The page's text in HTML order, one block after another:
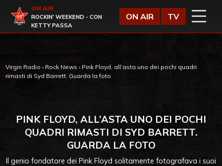
Virgin Radio
ON AIR
ROCKIN' WEEKEND - CON
KETTY PASSA
ON AIR TV
Virgin Radio › Rock News › Pink Floyd, all’asta uno dei pochi quadri
rimasti di Syd Barrett. Guarda la foto
PINK FLOYD, ALL’ASTA UNO DEI POCHI
QUADRI RIMASTI DI SYD BARRETT.
GUARDA LA FOTO
Il genio fondatore dei Pink Floyd solitamente fotografava i suoi